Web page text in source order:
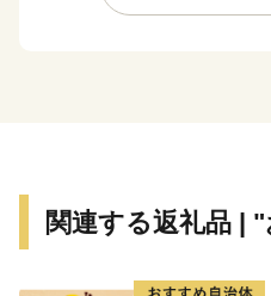
地ポンプ室」をはじめ、九
いることを、ぜひご覧くだ
関連する返礼品 |